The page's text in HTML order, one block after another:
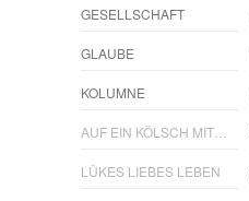
GESELLSCHAFT
GLAUBE
KOLUMNE
AUF EIN KÖLSCH MIT…
LÜKES LIEBES LEBEN